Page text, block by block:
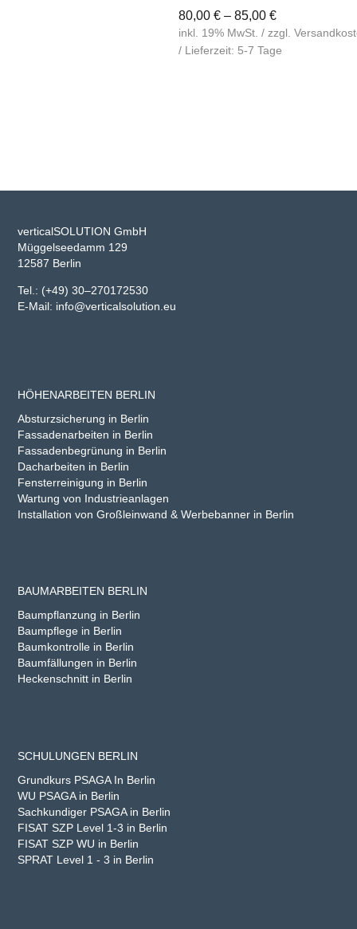
80,00 € – 85,00 €
verticalSOLUTION GmbH
Müggelseedamm 129
12587 Berlin
Tel.: (+49) 30–270172530
E-Mail: info@verticalsolution.eu
HÖHENARBEITEN BERLIN
Absturzsicherung in Berlin
Fassadenarbeiten in Berlin
Fassadenbegrünung in Berlin
Dacharbeiten in Berlin
Fensterreinigung in Berlin
Wartung von Industrieanlagen
Installation von Großleinwand & Werbebanner in Berlin
BAUMARBEITEN BERLIN
Baumpflanzung in Berlin
Baumpflege in Berlin
Baumkontrolle in Berlin
Baumfällungen in Berlin
Heckenschnitt in Berlin
SCHULUNGEN BERLIN
Grundkurs PSAGA In Berlin
WU PSAGA in Berlin
Sachkundiger PSAGA in Berlin
FISAT SZP Level 1-3 in Berlin
FISAT SZP WU in Berlin
SPRAT Level 1 - 3 in Berlin